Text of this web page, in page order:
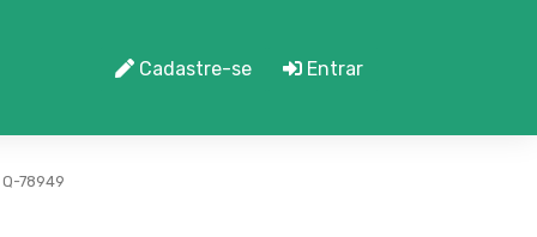
Cadastre-se Entrar
Q-78949